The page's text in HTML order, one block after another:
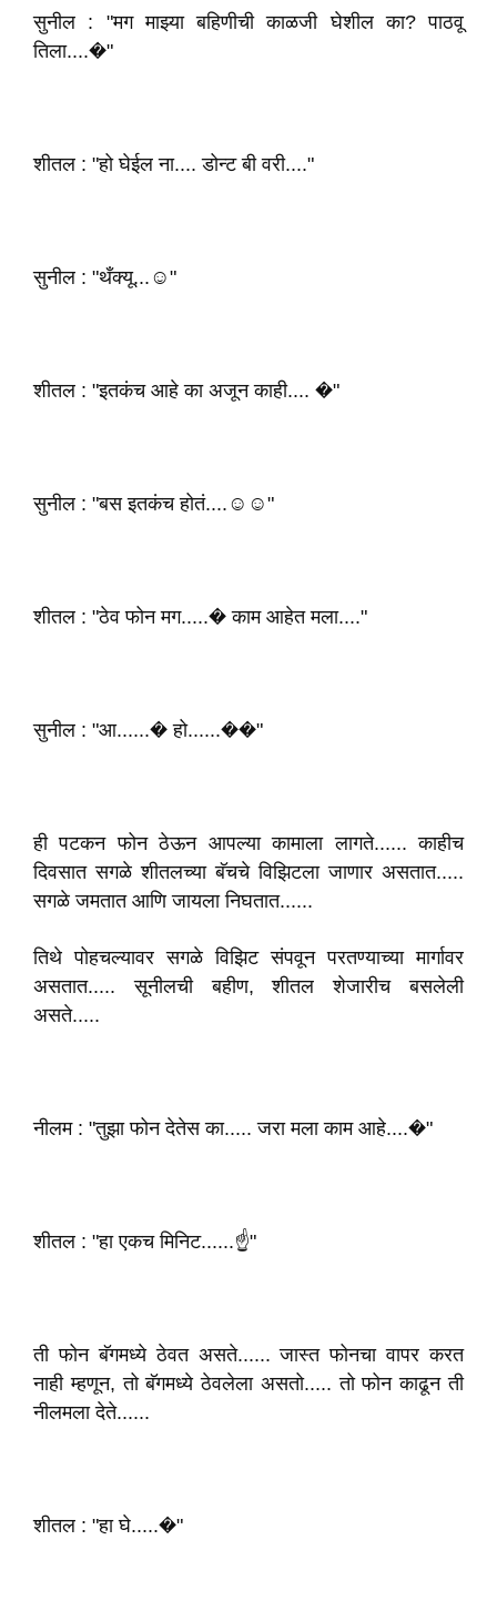
सुनील : "मग माझ्या बहिणीची काळजी घेशील का? पाठवू
तिला....�"
शीतल : "हो घेईल ना.... डोन्ट बी वरी...."
सुनील : "थँक्यू...☺️"
शीतल : "इतकंच आहे का अजून काही.... �"
सुनील : "बस इतकंच होतं....☺️☺️"
शीतल : "ठेव फोन मग.....� काम आहेत मला...."
सुनील : "आ......� हो......��"
ही पटकन फोन ठेऊन आपल्या कामाला लागते...... काहीच
दिवसात सगळे शीतलच्या बॅचचे विझिटला जाणार असतात.....
सगळे जमतात आणि जायला निघतात......
तिथे पोहचल्यावर सगळे विझिट संपवून परतण्याच्या मार्गावर
असतात..... सूनीलची बहीण, शीतल शेजारीच बसलेली
असते.....
नीलम : "तुझा फोन देतेस का..... जरा मला काम आहे....�"
शीतल : "हा एकच मिनिट......☝️"
ती फोन बॅगमध्ये ठेवत असते...... जास्त फोनचा वापर करत
नाही म्हणून, तो बॅगमध्ये ठेवलेला असतो..... तो फोन काढून ती
नीलमला देते......
शीतल : "हा घे.....�"